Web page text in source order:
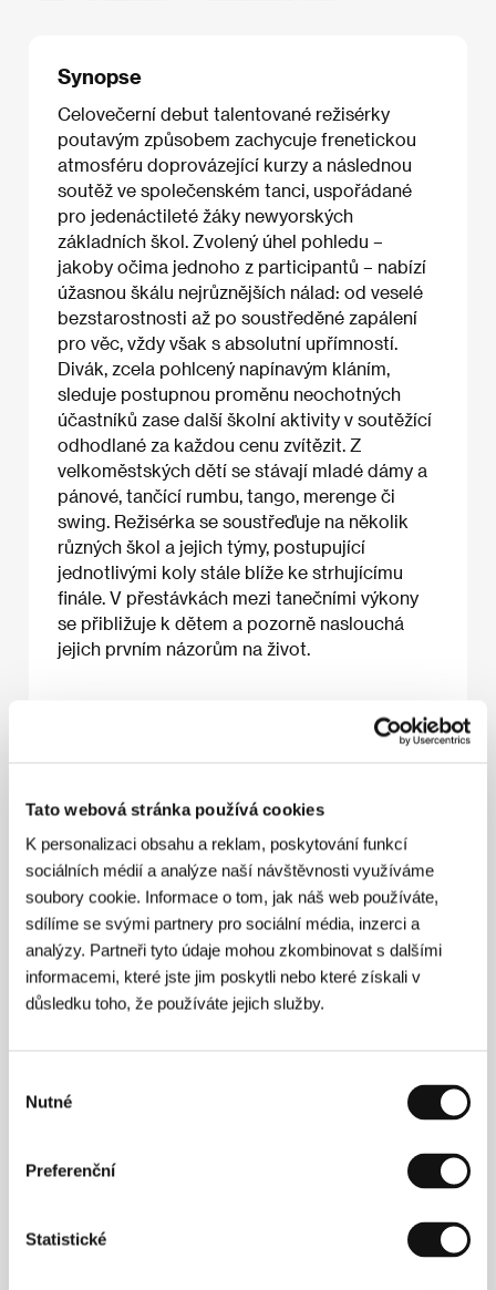
Tato webová stránka používá cookies
K personalizaci obsahu a reklam, poskytování funkcí
sociálních médií a analýze naší návštěvnosti využíváme
soubory cookie. Informace o tom, jak náš web používáte,
sdílíme se svými partnery pro sociální média, inzerci a
analýzy. Partneři tyto údaje mohou zkombinovat s dalšími
informacemi, které jste jim poskytli nebo které získali v
důsledku toho, že používáte jejich služby.
souhlasu
Nutné
Preferenční
Statistické
Synopse
Celovečerní debut talentované režisérky
poutavým způsobem zachycuje frenetickou
atmosféru doprovázející kurzy a následnou
soutěž ve společenském tanci, uspořádané
pro jedenáctileté žáky newyorských
základních škol. Zvolený úhel pohledu –
jakoby očima jednoho z participantů – nabízí
úžasnou škálu nejrůznějších nálad: od veselé
bezstarostnosti až po soustředěné zapálení
pro věc, vždy však s absolutní upřímností.
Divák, zcela pohlcený napínavým kláním,
sleduje postupnou proměnu neochotných
účastníků zase další školní aktivity v soutěžící
odhodlané za každou cenu zvítězit. Z
velkoměstských dětí se stávají mladé dámy a
pánové, tančící rumbu, tango, merenge či
swing. Režisérka se soustřeďuje na několik
různých škol a jejich týmy, postupující
jednotlivými koly stále blíže ke strhujícímu
finále. V přestávkách mezi tanečními výkony
se přibližuje k dětem a pozorně naslouchá
jejich prvním názorům na život.
O filmu
105 min / Barevný, 35 mm
Evropská premiéra
Režie Marilyn Agrelo/ ScénářAmy Sewell /
KameraClaudia Raschke/ HudbaSteven Lutvak/
StřihSabine Krayenbühl/ ProducentMarilyn
Agrelo, Amy Sewell/ Výroba Just One Productions
/ Kontakt
Fortissimo Films